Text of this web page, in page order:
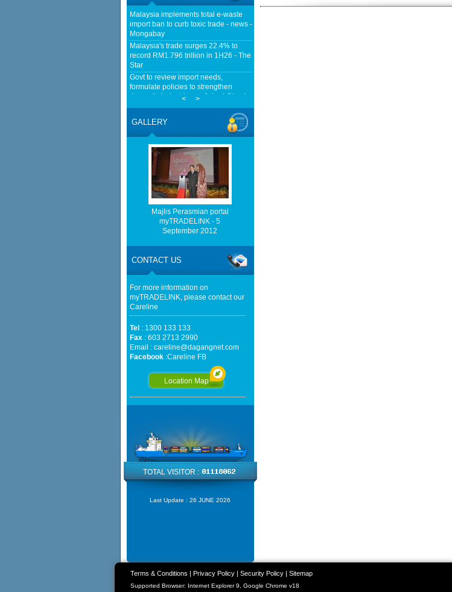
Malaysia implements total e-waste
import ban to curb toxic trade - news -
Mongabay
Malaysia's trade surges 22.4% to
record RM1.796 trillion in 1H26 - The
Star
Govt to review import needs,
formulate policies to strengthen
domestic industries — Johari Ghani -
The Edge Malaysia
Home-grown firms rewrite Malaysia's
Beyond Trade and Investment -
Cambodianess
China Tests Digital Yuan e-CNY
Settlement for Malaysia Durian Trade
- Fintech News Malaysia
Malaysia faces EV speed bumps with
planned levy amid stalled
investments - South China Morning
Investment, Trade - ASEAN -
BERNAMA
< >
GALLERY
Majlis Perasmian portal
myTRADELINK - 5
September 2012
CONTACT US
For more information on
myTRADELINK, please contact our
Careline
Tel : 1300 133 133
Fax: 603 2713 2990
Email : careline@dagangnet.com
Facebook:Careline FB
Location Map
TOTAL VISITOR :
Last Update : 26 JUNE 2026
Terms & Conditions | Privacy Policy| Security Policy| Sitemap
Supported Browser: Internet Explorer 9, Google Chrome v18